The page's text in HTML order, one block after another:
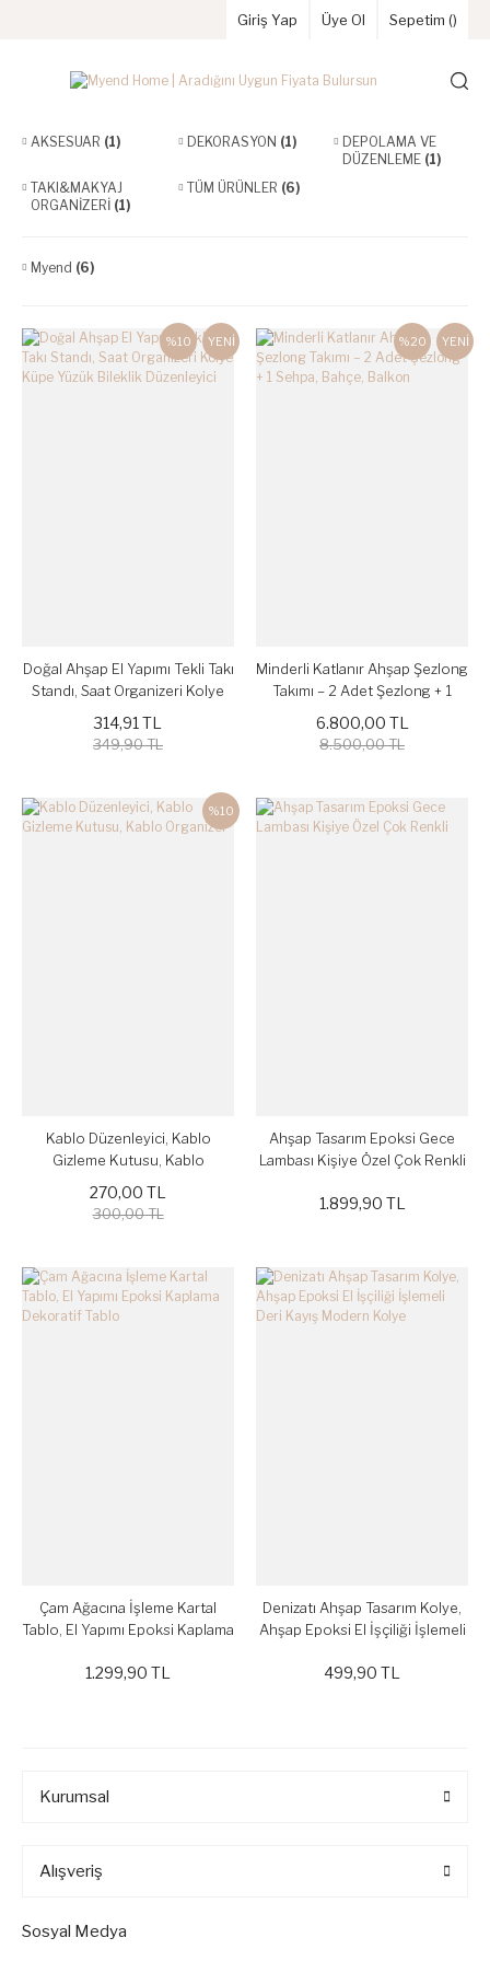
Giriş Yap Üye Ol Sepetim ()
AKSESUAR (1) DEKORASYON (1)
DEPOLAMA VE
DÜZENLEME (1)
TAKI&MAKYAJ
ORGANİZERİ (1)
TÜM ÜRÜNLER (6)
Myend (6)
%10 YENİ
Doğal Ahşap El Yapımı Tekli Takı
Standı, Saat Organizeri Kolye
314,91 TL
349,90 TL
%20 YENİ
Minderli Katlanır Ahşap Şezlong
Takımı – 2 Adet Şezlong + 1
6.800,00 TL
8.500,00 TL
%10
Kablo Düzenleyici, Kablo
Gizleme Kutusu, Kablo
270,00 TL
300,00 TL
Ahşap Tasarım Epoksi Gece
Lambası Kişiye Özel Çok Renkli
1.899,90 TL
Çam Ağacına İşleme Kartal
Tablo, El Yapımı Epoksi Kaplama
1.299,90 TL
Denizatı Ahşap Tasarım Kolye,
Ahşap Epoksi El İşçiliği İşlemeli
499,90 TL
Kurumsal
Alışveriş
Sosyal Medya